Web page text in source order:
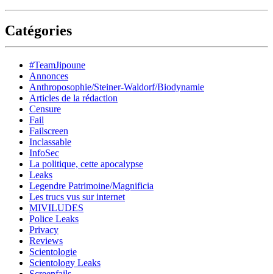
Catégories
#TeamJipoune
Annonces
Anthroposophie/Steiner-Waldorf/Biodynamie
Articles de la rédaction
Censure
Fail
Failscreen
Inclassable
InfoSec
La politique, cette apocalypse
Leaks
Legendre Patrimoine/Magnificia
Les trucs vus sur internet
MIVILUDES
Police Leaks
Privacy
Reviews
Scientologie
Scientology Leaks